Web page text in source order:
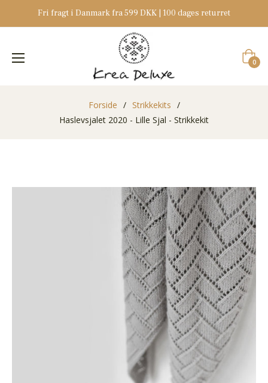
Fri fragt i Danmark fra 599 DKK | 100 dages returret
0
Forside / Strikkekits /
Haslevsjalet 2020 - Lille Sjal - Strikkekit